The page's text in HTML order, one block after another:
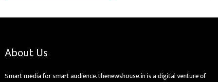
About Us
Smart media for smart audience. thenewshouse.in is a digital venture of